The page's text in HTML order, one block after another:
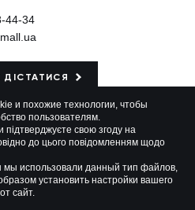
44-34
ДІСТАТИСЯ
Мапа ТРЦ
Всі права захищені
и похожие технологии, чтобы
пользователям.
підтверджуєте свою згоду на
до цього повідомленням щодо
мы использовали данный тип файлов,
установить настройки вашего
сайт.